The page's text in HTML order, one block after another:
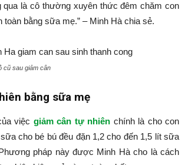
qua là cô thường xuyên thức đêm chăm con
toàn bằng sữa mẹ.” – Minh Hà chia sẻ.
cũ sau giảm cân
bằng sữa mẹ
việc giảm cân tự nhiên chính là cho con
cho bé bú đều đặn 1,2 cho đến 1,5 lít sữa
pháp này được Minh Hà cho là cách